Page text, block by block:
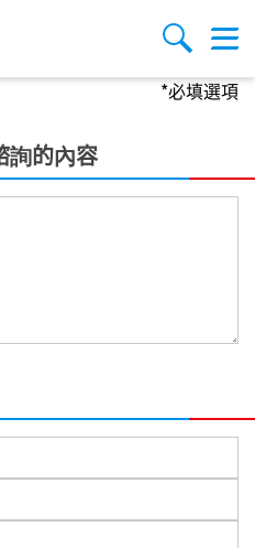
搜索
Menu
*必填選項
詢的內容